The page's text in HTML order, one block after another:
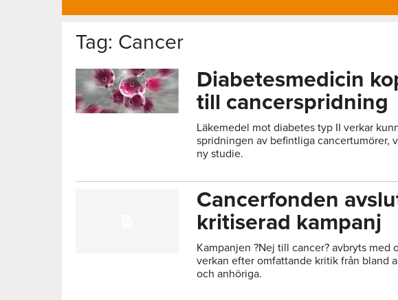
Tag: Cancer
Diabetesmedicin
till cancerspridning
Läkemedel mot diabetes typ II verkar
spridningen av befintliga cancertumörer,
ny studie.
Cancerfonden
kritiserad kampanj
Kampanjen ?Nej till cancer? avbryts med
verkan efter omfattande kritik från bland
och anhöriga.